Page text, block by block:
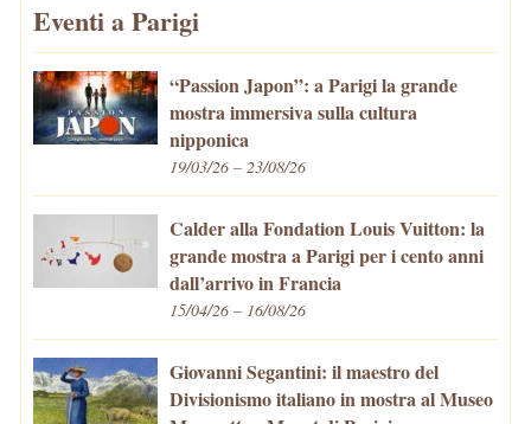
Eventi a Parigi
“Passion Japon”: a Parigi la grande
mostra immersiva sulla cultura
nipponica
19/03/26 – 23/08/26
Calder alla Fondation Louis Vuitton: la
grande mostra a Parigi per i cento anni
dall’arrivo in Francia
15/04/26 – 16/08/26
Giovanni Segantini: il maestro del
Divisionismo italiano in mostra al Museo